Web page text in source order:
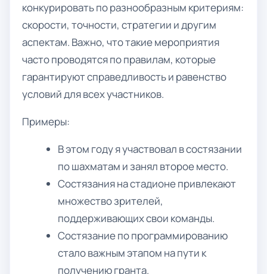
конкурировать по разнообразным критериям:
скорости, точности, стратегии и другим
аспектам. Важно, что такие мероприятия
часто проводятся по правилам, которые
гарантируют справедливость и равенство
условий для всех участников.
Примеры:
В этом году я участвовал в состязании
по шахматам и занял второе место.
Состязания на стадионе привлекают
множество зрителей,
поддерживающих свои команды.
Состязание по программированию
стало важным этапом на пути к
получению гранта.